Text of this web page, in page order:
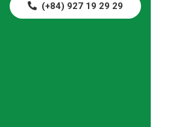
(+84) 927 19 29 29